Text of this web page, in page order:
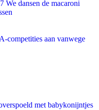
We dansen de macaroni
competities aan vanwege
met babykonijntjes